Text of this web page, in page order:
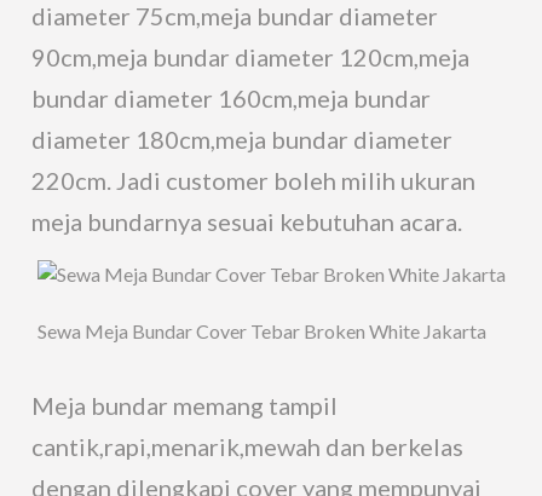
diameter 75cm,meja bundar diameter
90cm,meja bundar diameter 120cm,meja
bundar diameter 160cm,meja bundar
diameter 180cm,meja bundar diameter
220cm. Jadi customer boleh milih ukuran
meja bundarnya sesuai kebutuhan acara.
Sewa Meja Bundar Cover Tebar Broken White Jakarta
Meja bundar memang tampil
cantik,rapi,menarik,mewah dan berkelas
dengan dilengkapi cover yang mempunyai